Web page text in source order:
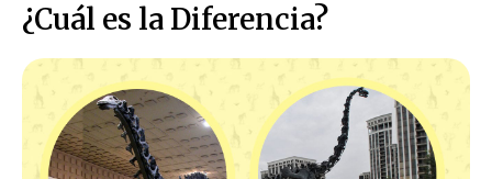
¿Cuál es la Diferencia?